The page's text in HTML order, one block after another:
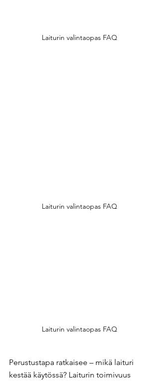
Laiturin valintaopas FAQ
Laiturin valintaopas FAQ
Laiturin valintaopas FAQ
Perustustapa ratkaisee – mikä laituri
kestää käytössä? Laiturin toimivuus